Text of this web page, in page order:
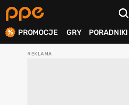
PROMOCJE GRY PORADNIKI